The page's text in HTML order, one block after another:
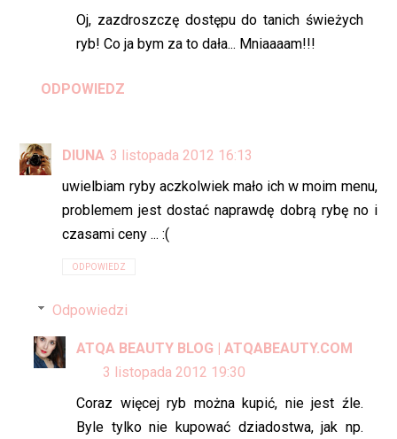
Oj, zazdroszczę dostępu do tanich świeżych
ryb! Co ja bym za to dała... Mniaaaam!!!
ODPOWIEDZ
DIUNA 3 listopada 2012 16:13
uwielbiam ryby aczkolwiek mało ich w moim menu,
problemem jest dostać naprawdę dobrą rybę no i
czasami ceny ... :(
ODPOWIEDZ
Odpowiedzi
ATQA BEAUTY BLOG | ATQABEAUTY.COM
3 listopada 2012 19:30
Coraz więcej ryb można kupić, nie jest źle.
Byle tylko nie kupować dziadostwa, jak np.